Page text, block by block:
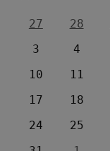
27
28
3
4
10
11
17
18
24
25